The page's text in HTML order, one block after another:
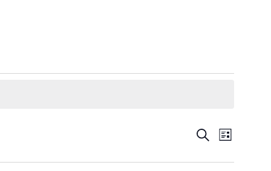
SucheListe